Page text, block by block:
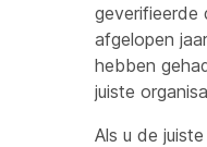
geverifieerde
afgelopen
hebben
juiste
Als u de